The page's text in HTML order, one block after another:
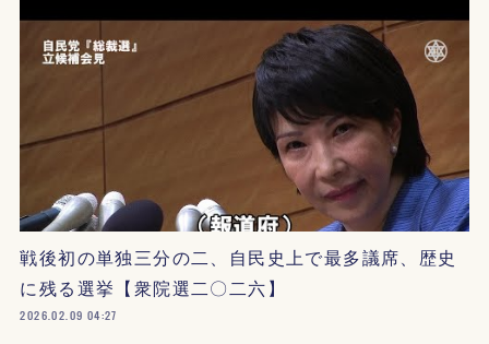
戦後初の単独三分の二、自民史上で最多議席、歴史
に残る選挙【衆院選二〇二六】
2026.02.09 04:27